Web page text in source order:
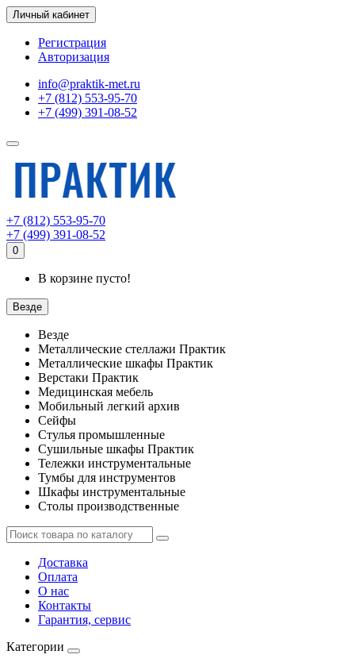
Личный кабинет
Регистрация
Авторизация
info@praktik-met.ru
+7 (812) 553-95-70
+7 (499) 391-08-52
+7 (812) 553-95-70
+7 (499) 391-08-52
0
В корзине пусто!
Везде
Везде
Металлические стеллажи Практик
Металлические шкафы Практик
Верстаки Практик
Медицинская мебель
Мобильный легкий архив
Сейфы
Стулья промышленные
Сушильные шкафы Практик
Тележки инструментальные
Тумбы для инструментов
Шкафы инструментальные
Столы производственные
Доставка
Оплата
О нас
Контакты
Гарантия, сервис
Категории